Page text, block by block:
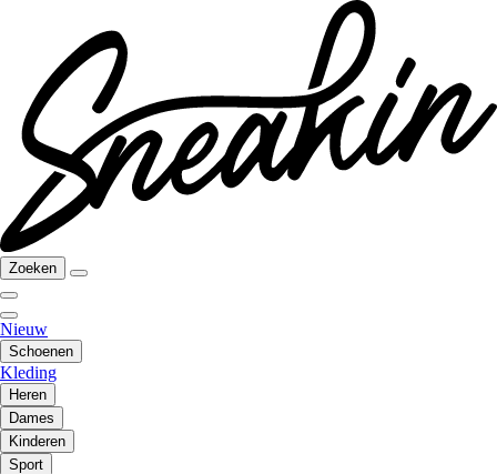
Zoeken
Nieuw
Schoenen
Kleding
Heren
Dames
Kinderen
Sport